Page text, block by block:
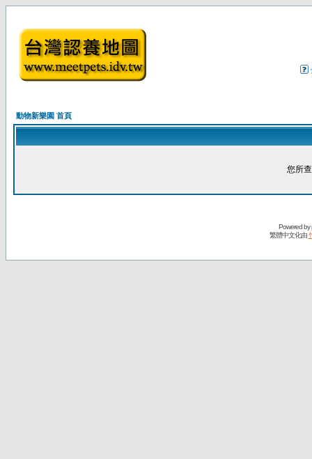
動物新樂園 首頁
您所
Powered by
繁體中文化由